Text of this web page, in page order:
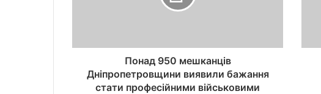
Понад 950 мешканців
Дніпропетровщини виявили бажання
стати професійними військовими